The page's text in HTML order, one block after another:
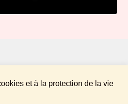
et à la protection de la vie